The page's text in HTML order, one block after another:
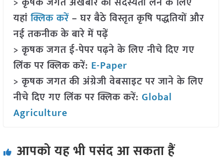
यहांक्लिक करें– घर बैठे विस्तृत कृषि पद्धतियों और
नई तकनीक के बारे में पढ़ें
> कृषक जगत ई-पेपर पढ़ने के लिए नीचे दिए गए
लिंक पर क्लिक करें: E-Paper
> कृषक जगत की अंग्रेजी वेबसाइट पर जाने के लिए
नीचे दिए गए लिंक पर क्लिक करें: Global
Agriculture
आपको यह भी पसंद आ सकता हैं